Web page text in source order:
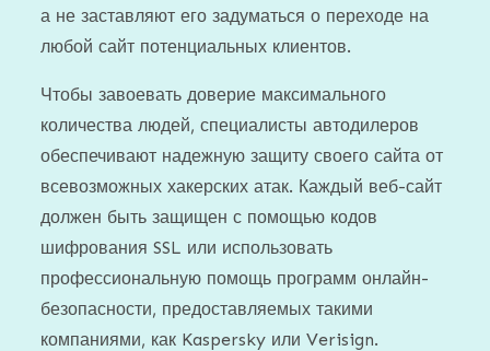
а не заставляют его задуматься о переходе на
любой сайт потенциальных клиентов.
Чтобы завоевать доверие максимального
количества людей, специалисты автодилеров
обеспечивают надежную защиту своего сайта от
всевозможных хакерских атак. Каждый веб-сайт
должен быть защищен с помощью кодов
шифрования SSL или использовать
профессиональную помощь программ онлайн-
безопасности, предоставляемых такими
компаниями, как Kaspersky или Verisign.